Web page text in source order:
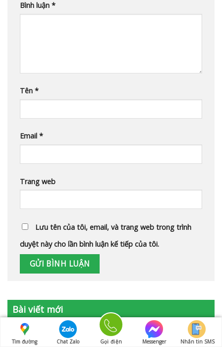
Bình luận *
Tên *
Email *
Trang web
Lưu tên của tôi, email, và trang web trong trình
duyệt này cho lần bình luận kế tiếp của tôi.
Bài viết mới
Micro Pioneer XRF-2020 và XRF-2024: Nâng cấp nào
đáng chú ý?
Tìm đường Chat Zalo Gọi điện Messenger Nhắn tin SMS